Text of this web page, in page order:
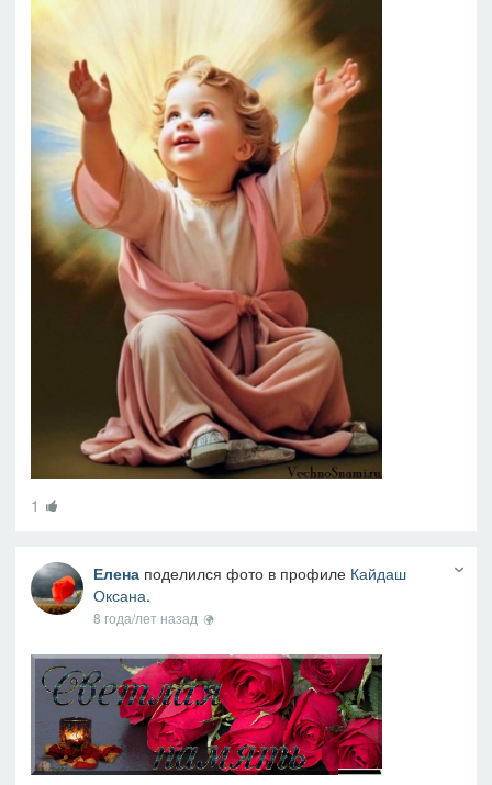
1
Еленаподелился фото в профиле Кайдаш
Оксана.
8 года/лет назад